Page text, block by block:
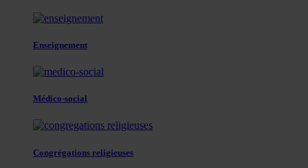
Enseignement
Médico-social
Congrégations religieuses